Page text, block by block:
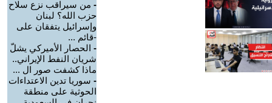
- من سيراقب نزع سلاح
حزب الله؟ لبنان
وإسرائيل يتفقان على
-قائم ...
- الحصار الأميركي يشلّ
شريان النفط الإيراني..
ماذا كشفت صور ال ...
- سوريا تدين الاعتداءات
الحوثية على منطقة